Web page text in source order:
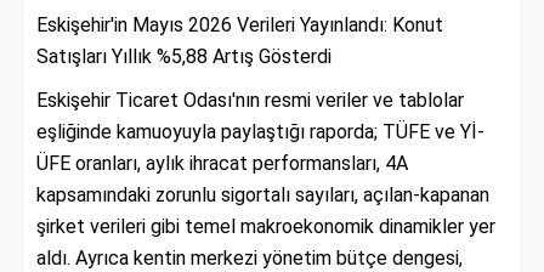
Eskişehir'in Mayıs 2026 Verileri Yayınlandı: Konut
Satışları Yıllık %5,88 Artış Gösterdi
Eskişehir Ticaret Odası'nın resmi veriler ve tablolar
eşliğinde kamuoyuyla paylaştığı raporda; TÜFE ve Yİ-
ÜFE oranları, aylık ihracat performansları, 4A
kapsamındaki zorunlu sigortalı sayıları, açılan-kapanan
şirket verileri gibi temel makroekonomik dinamikler yer
aldı. Ayrıca kentin merkezi yönetim bütçe dengesi,